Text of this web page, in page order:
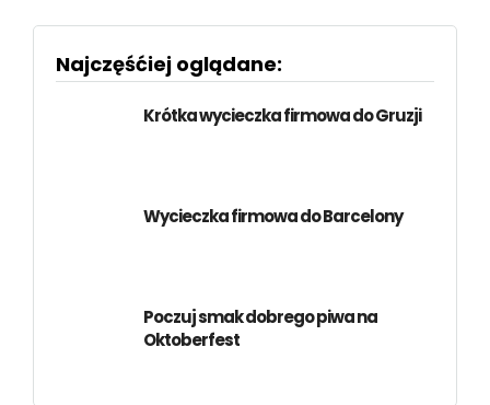
Najczęśćiej oglądane:
Krótka wycieczka firmowa do Gruzji
Wycieczka firmowa do Barcelony
Poczuj smak dobrego piwa na
Oktoberfest